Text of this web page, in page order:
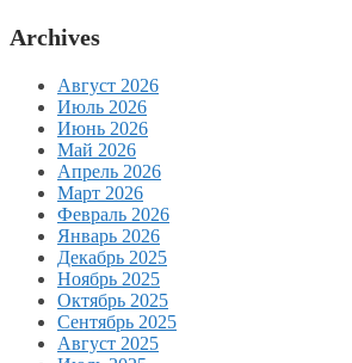
Archives
Август 2026
Июль 2026
Июнь 2026
Май 2026
Апрель 2026
Март 2026
Февраль 2026
Январь 2026
Декабрь 2025
Ноябрь 2025
Октябрь 2025
Сентябрь 2025
Август 2025